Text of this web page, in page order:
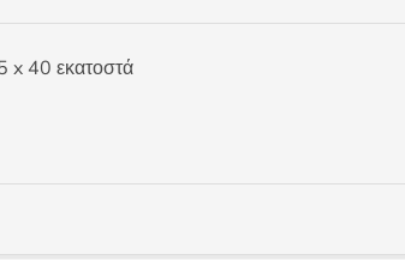
x 40 εκατοστά